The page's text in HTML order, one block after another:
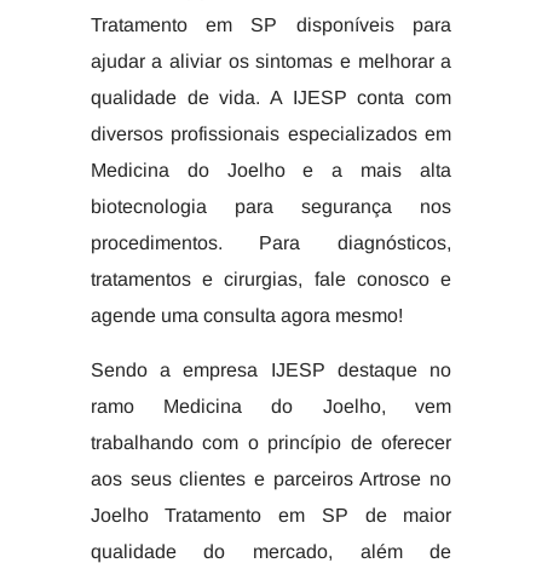
Tratamento em SP disponíveis para
ajudar a aliviar os sintomas e melhorar a
qualidade de vida. A IJESP conta com
diversos profissionais especializados em
Medicina do Joelho e a mais alta
biotecnologia para segurança nos
procedimentos. Para diagnósticos,
tratamentos e cirurgias, fale conosco e
agende uma consulta agora mesmo!
Sendo a empresa IJESP destaque no
ramo Medicina do Joelho, vem
trabalhando com o princípio de oferecer
aos seus clientes e parceiros Artrose no
Joelho Tratamento em SP de maior
qualidade do mercado, além de